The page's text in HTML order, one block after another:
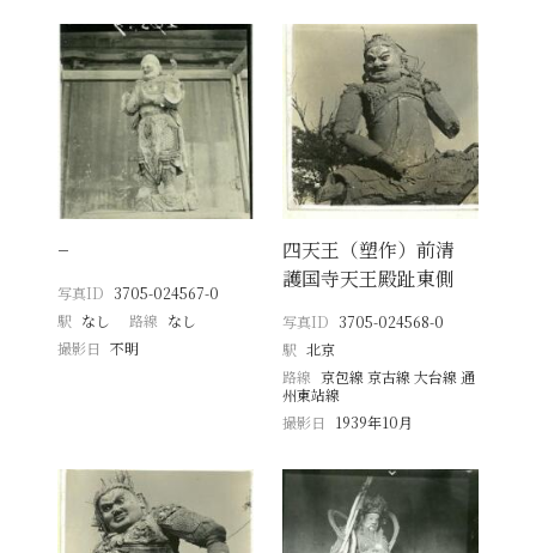
−
写真ID 3705-024567-0
駅 なし 路線 なし
撮影日
不明
四天王（塑作）前清
護国寺天王殿趾東側
写真ID 3705-024568-0
駅 北京
路線 京包線 京古線 大台線 通
州東站線
撮影日
1939年10月